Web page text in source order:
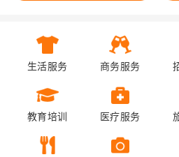
生活服务 商务服务
教育培训 医疗服务